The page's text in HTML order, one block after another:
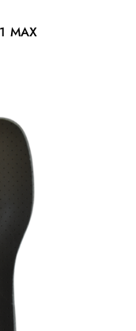
filc posiada
nie jest trwały.
najbardziej
się bez
selekcję
występowania
pary mogą
but w jednej
delikatnym
naturalnym
częstego
upadkiem.
MAX